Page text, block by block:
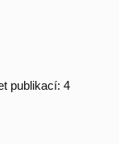
publikací: 4